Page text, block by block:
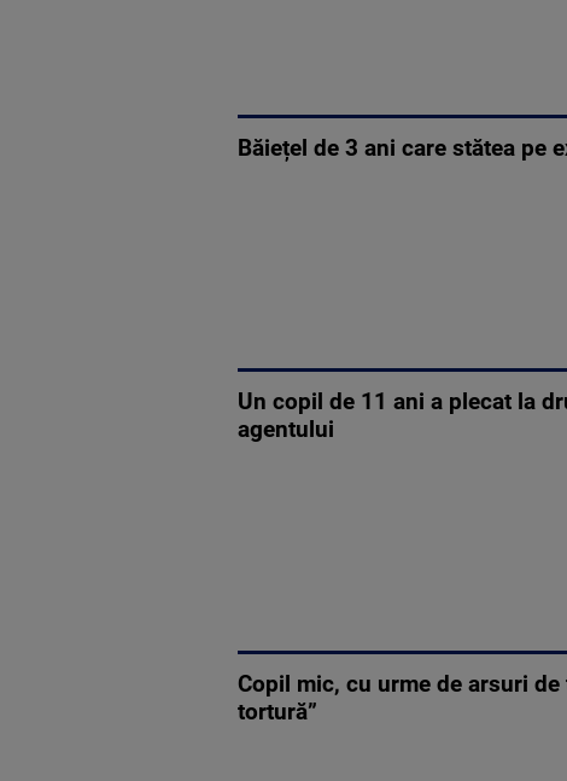
Băiețel de 3 ani care stătea pe
Un copil de 11 ani a plecat la
agentului
Copil mic, cu urme de arsuri
tortură”